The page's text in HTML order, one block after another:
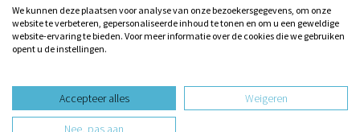
Dat was vast niet zijn bedoeling, maar ik voel
me niet meer zo...
Geen reacties 03-03-2006
design website door
website-ontwikkeling door
een vraag
We kunnen deze plaatsen voor analyse van onze bezoekersgegevens, om onze
website te verbeteren, gepersonaliseerde inhoud te tonen en om u een geweldige
website-ervaring te bieden. Voor meer informatie over de cookies die we gebruiken
opent u de instellingen.
Accepteer alles Weigeren
Nee, pas aan